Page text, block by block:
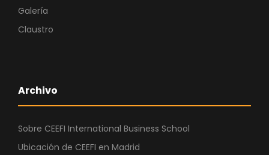
Galería
Claustro
Archivo
Sobre CEEFI International Business School
Ubicación de CEEFI en Madrid